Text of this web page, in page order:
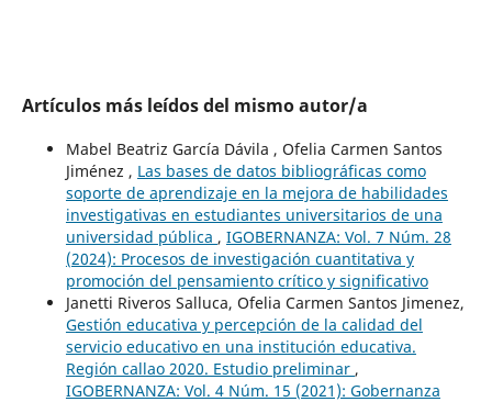
Artículos más leídos del mismo autor/a
Mabel Beatriz García Dávila , Ofelia Carmen Santos
Jiménez , Las bases de datos bibliográficas como
soporte de aprendizaje en la mejora de habilidades
investigativas en estudiantes universitarios de una
universidad pública , IGOBERNANZA: Vol. 7 Núm. 28
(2024): Procesos de investigación cuantitativa y
promoción del pensamiento crítico y significativo
Janetti Riveros Salluca, Ofelia Carmen Santos Jimenez,
Gestión educativa y percepción de la calidad del
servicio educativo en una institución educativa.
Región callao 2020. Estudio preliminar ,
IGOBERNANZA: Vol. 4 Núm. 15 (2021): Gobernanza